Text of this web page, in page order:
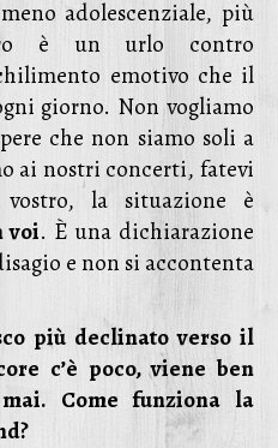
adolescenziale, più
è un urlo contro
emotivo che il
giorno. Non vogliamo
che non siamo soli a
ai nostri concerti, fatevi
la situazione è
voi. È una dichiarazione
e non si accontenta
più declinato verso il
c’è poco, viene ben
Come funziona la